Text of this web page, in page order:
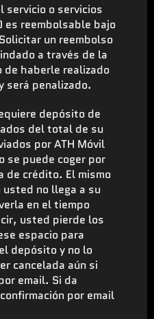
servicio o servicios
es reembolsable bajo
un reembolso
a través de la
haberle realizado
será penalizado.
depósito de
del total de su
por ATH Móvil
se puede coger por
de crédito. El mismo
no llega a su
en el tiempo
usted pierde los
espacio para
depósito y no lo
cancelada aún si
email. Si da
por email